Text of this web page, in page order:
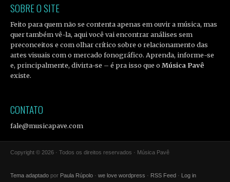
SOBRE O SITE
Feito para quem não se contenta apenas em ouvir a música, mas
quer também vê-la, aqui você vai encontrar análises sem
preconceitos e com olhar crítico sobre o relacionamento das
artes visuais com o mercado fonográfico. Aprenda, informe-se
e, principalmente, divirta-se – é pra isso que oMúsica Pavê
existe.
CONTATO
fale@musicapave.com
Copyright © 2026 · Todos os direitos reservados · Música Pavê
Tema adaptado por Paula Rúpolo · we love wordpress · RSS Feed · Log in